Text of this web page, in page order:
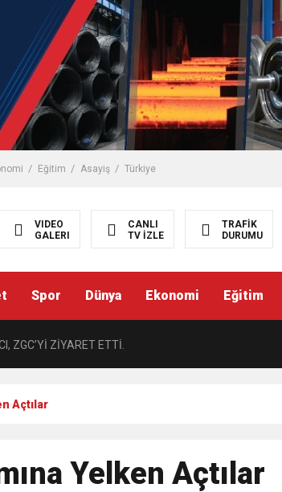
Eğitim Asayiş Türkiye
VIDEO
GALERI
CANLI
TV İZLE
TRAFİK
DURUMU
Spor Dünya Ekonomi Eğitim
ZGC’Yİ ZİYARET ETTİ.
Açtılar
Yelken Açtılar